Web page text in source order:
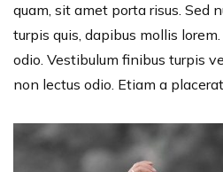
quam, sit amet porta risus. Sed
turpis quis, dapibus mollis
odio. Vestibulum finibus turpis
non lectus odio. Etiam a